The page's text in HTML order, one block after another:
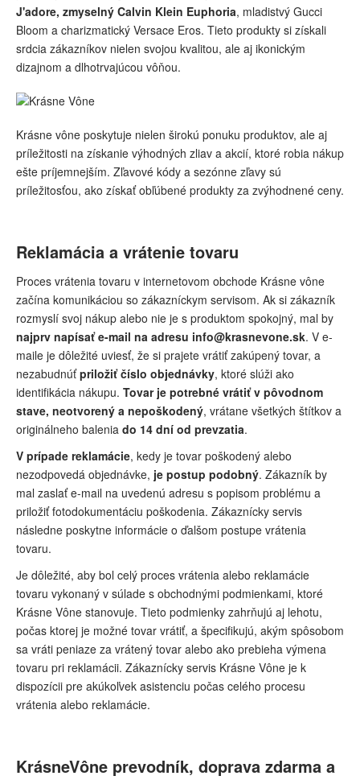
J'adore, zmyselný Calvin Klein Euphoria, mladistvý Gucci
Bloom a charizmatický Versace Eros. Tieto produkty si získali
srdcia zákazníkov nielen svojou kvalitou, ale aj ikonickým
dizajnom a dlhotrvajúcou vôňou.
Krásne vône poskytuje nielen širokú ponuku produktov, ale aj
príležitosti na získanie výhodných zliav a akcií, ktoré robia nákup
ešte príjemnejším. Zľavové kódy a sezónne zľavy sú
príležitosťou, ako získať obľúbené produkty za zvýhodnené ceny.
Reklamácia a vrátenie tovaru
Proces vrátenia tovaru v internetovom obchode Krásne vône
začína komunikáciou so zákazníckym servisom. Ak si zákazník
rozmyslí svoj nákup alebo nie je s produktom spokojný, mal by
najprv napísať e-mail na adresu info@krasnevone.sk. V e-
maile je dôležité uviesť, že si prajete vrátiť zakúpený tovar, a
nezabudnúťpriložiť číslo objednávky, ktoré slúži ako
identifikácia nákupu. Tovar je potrebné vrátiť v pôvodnom
stave, neotvorený a nepoškodený, vrátane všetkých štítkov a
originálneho balenia do 14 dní od prevzatia.
V prípade reklamácie, kedy je tovar poškodený alebo
nezodpovedá objednávke, je postup podobný. Zákazník by
mal zaslať e-mail na uvedenú adresu s popisom problému a
priložiť fotodokumentáciu poškodenia. Zákaznícky servis
následne poskytne informácie o ďalšom postupe vrátenia
tovaru.
Je dôležité, aby bol celý proces vrátenia alebo reklamácie
tovaru vykonaný v súlade s obchodnými podmienkami, ktoré
Krásne Vône stanovuje. Tieto podmienky zahrňujú aj lehotu,
počas ktorej je možné tovar vrátiť, a špecifikujú, akým spôsobom
sa vráti peniaze za vrátený tovar alebo ako prebieha výmena
tovaru pri reklamácii. Zákaznícky servis Krásne Vône je k
dispozícii pre akúkoľvek asistenciu počas celého procesu
vrátenia alebo reklamácie.
KrásneVône prevodník, doprava zdarma a